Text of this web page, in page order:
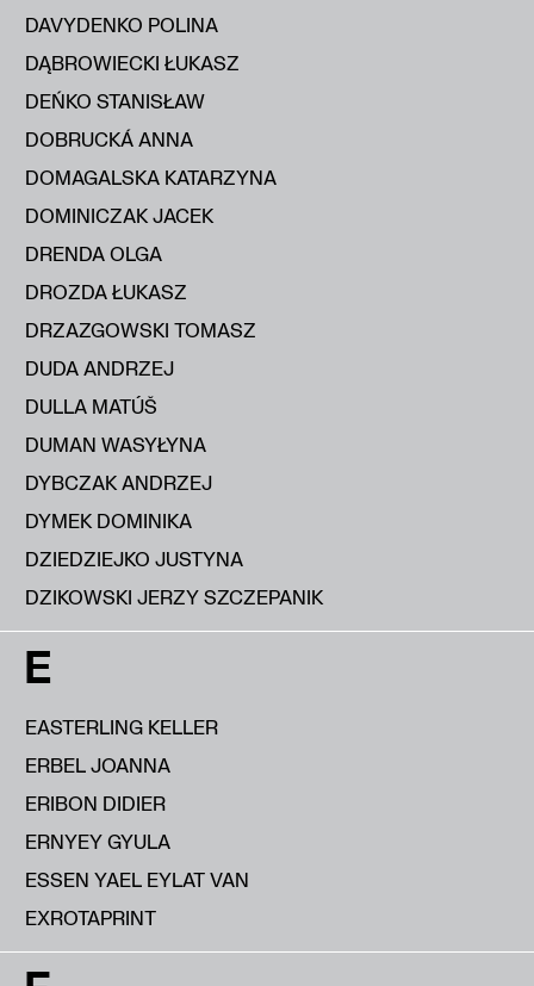
DAVYDENKO POLINA
DĄBROWIECKI ŁUKASZ
DEŃKO STANISŁAW
DOBRUCKÁ ANNA
DOMAGALSKA KATARZYNA
DOMINICZAK JACEK
DRENDA OLGA
DROZDA ŁUKASZ
DRZAZGOWSKI TOMASZ
DUDA ANDRZEJ
DULLA MATÚŠ
DUMAN WASYŁYNA
DYBCZAK ANDRZEJ
DYMEK DOMINIKA
DZIEDZIEJKO JUSTYNA
DZIKOWSKI JERZY SZCZEPANIK
E
EASTERLING KELLER
ERBEL JOANNA
ERIBON DIDIER
ERNYEY GYULA
ESSEN YAEL EYLAT VAN
EXROTAPRINT